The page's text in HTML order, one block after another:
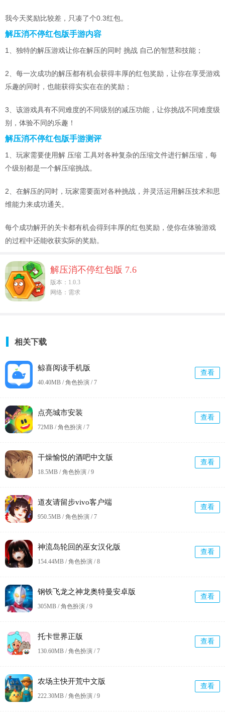
我今天奖励比较差，只凑了个0.3红包。
解压消不停红包版手游内容
1、独特的解压游戏让你在解压的同时 挑战 自己的智慧和技能；
2、每一次成功的解压都有机会获得丰厚的红包奖励，让你在享受游戏
乐趣的同时，也能获得实实在在的奖励；
3、该游戏具有不同难度的不同级别的减压功能，让你挑战不同难度级
别，体验不同的乐趣！
解压消不停红包版手游测评
1、玩家需要使用解 压缩 工具对各种复杂的压缩文件进行解压缩，每
个级别都是一个解压缩挑战。
2、在解压的同时，玩家需要面对各种挑战，并灵活运用解压技术和思
维能力来成功通关。
每个成功解开的关卡都有机会得到丰厚的红包奖励，使你在体验游戏
的过程中还能收获实际的奖励。
解压消不停红包版 7.6
版本：1.0.3
网络：需求
相关下载
鲸喜阅读手机版
40.40MB / 角色扮演 /7
查看
点亮城市安装
72MB / 角色扮演 /7
查看
干燥愉悦的酒吧中文版
18.5MB / 角色扮演 /9
查看
道友请留步vivo客户端
950.5MB / 角色扮演 /7
查看
神流岛轮回的巫女汉化版
154.44MB / 角色扮演 /8
查看
钢铁飞龙之神龙奥特曼安卓版
305MB / 角色扮演 /9
查看
托卡世界正版
130.60MB / 角色扮演 /7
查看
农场主快开荒中文版
222.30MB / 角色扮演 /9
查看